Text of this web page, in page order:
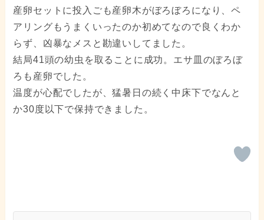
産卵セットに投入ごも産卵木がぼろぼろになり、ペ
アリングもうまくいったのか初めてなので良くわか
らず、凶暴なメスと勘違いしてました。
結局41頭の幼虫を取ることに成功。エサ皿のぼろぼ
ろも産卵でした。
温度が心配でしたが、猛暑日の続く中床下でなんと
か30度以下で保持できました。